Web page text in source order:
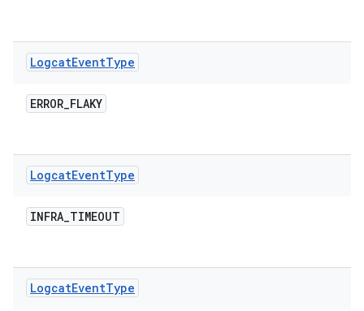
LogcatEventType
ERROR_FLAKY
LogcatEventType
INFRA_TIMEOUT
LogcatEventType